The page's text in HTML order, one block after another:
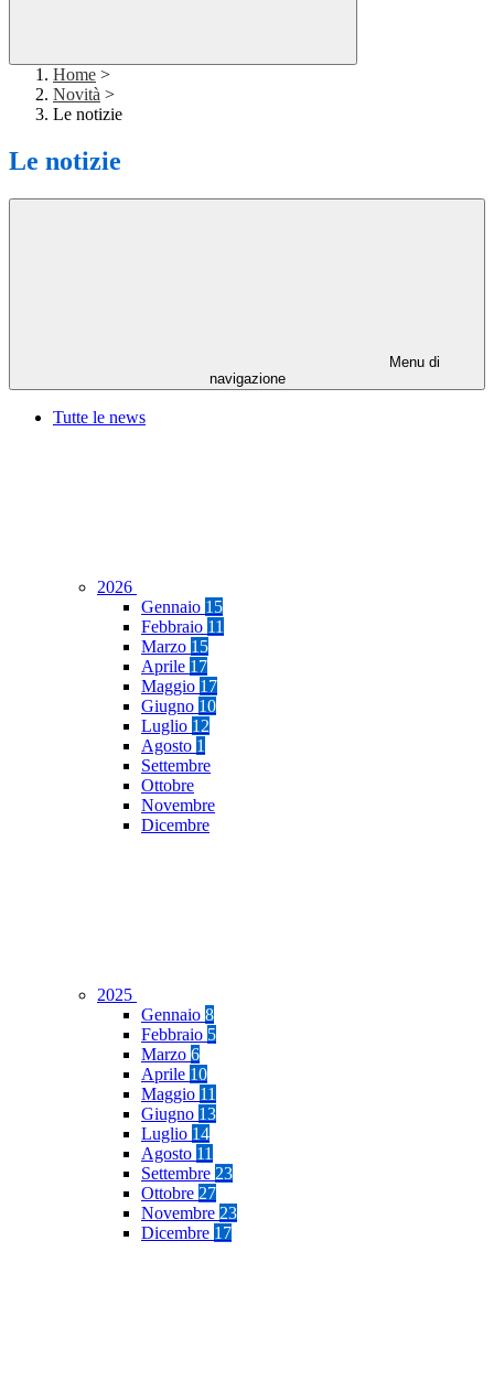
Home >
Novità >
Le notizie
Le notizie
Menu di
navigazione
Tutte le news
2026
Gennaio 15
Febbraio 11
Marzo 15
Aprile 17
Maggio 17
Giugno 10
Luglio 12
Agosto 1
Settembre
Ottobre
Novembre
Dicembre
2025
Gennaio 8
Febbraio 5
Marzo 6
Aprile 10
Maggio 11
Giugno 13
Luglio 14
Agosto 11
Settembre 23
Ottobre 27
Novembre 23
Dicembre 17